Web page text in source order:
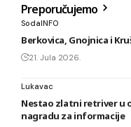
Preporučujemo
SodaINFO
Berkovica, Gnojnica i
21. Jula 2026.
Lukavac
Nestao zlatni retriver u
nagradu za informacije